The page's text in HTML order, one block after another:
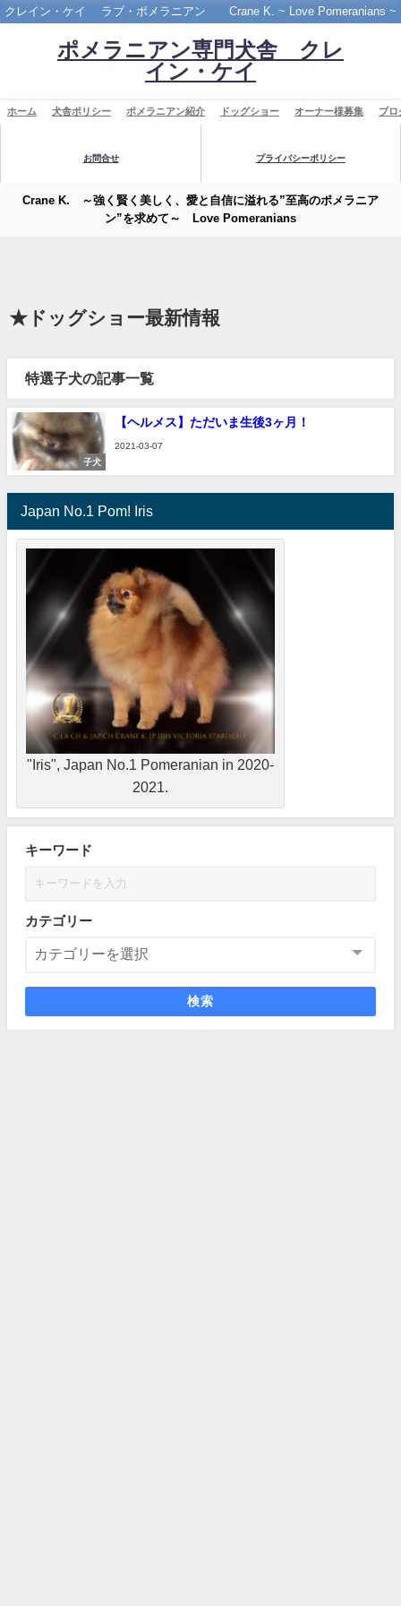
クレイン・ケイ ラブ・ポメラニアン Crane K. ~ Love Pomeranians ~
ポメラニアン専門犬舎 クレ
イン・ケイ
ホーム 犬舎ポリシー ポメラニアン紹介 ドッグショー オーナー様募集 ブロ
お問合せ プライバシーポリシー
Crane K. ～強く賢く美しく、愛と自信に溢れる”至高のポメラニア
ン”を求めて～ Love Pomeranians
★ドッグショー最新情報
特選子犬の記事一覧
子犬
【ヘルメス】ただいま生後3ヶ月！
2021-03-07
Japan No.1 Pom! Iris
"Iris", Japan No.1 Pomeranian in 2020-
2021.
キーワード
カテゴリー
検索